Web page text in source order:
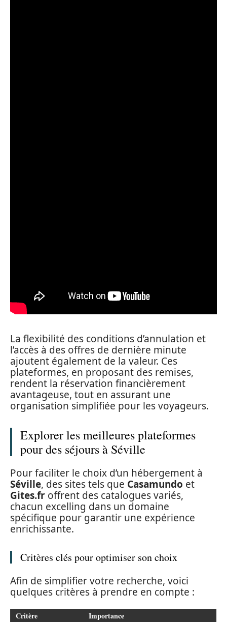
La flexibilité des conditions d’annulation et
l’accès à des offres de dernière minute
ajoutent également de la valeur. Ces
plateformes, en proposant des remises,
rendent la réservation financièrement
avantageuse, tout en assurant une
organisation simplifiée pour les voyageurs.
Explorer les meilleures plateformes
pour des séjours à Séville
Pour faciliter le choix d’un hébergement à
Séville, des sites tels que Casamundo et
Gites.fr offrent des catalogues variés,
chacun excelling dans un domaine
spécifique pour garantir une expérience
enrichissante.
Critères clés pour optimiser son choix
Afin de simplifier votre recherche, voici
quelques critères à prendre en compte :
Critère Importance